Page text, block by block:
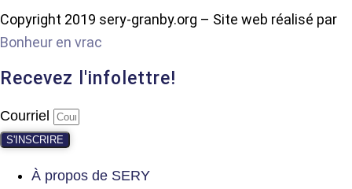
Copyright 2019 sery-granby.org – Site web réalisé par
Bonheur en vrac
Recevez l'infolettre!
Courriel
S'INSCRIRE
À propos de SERY